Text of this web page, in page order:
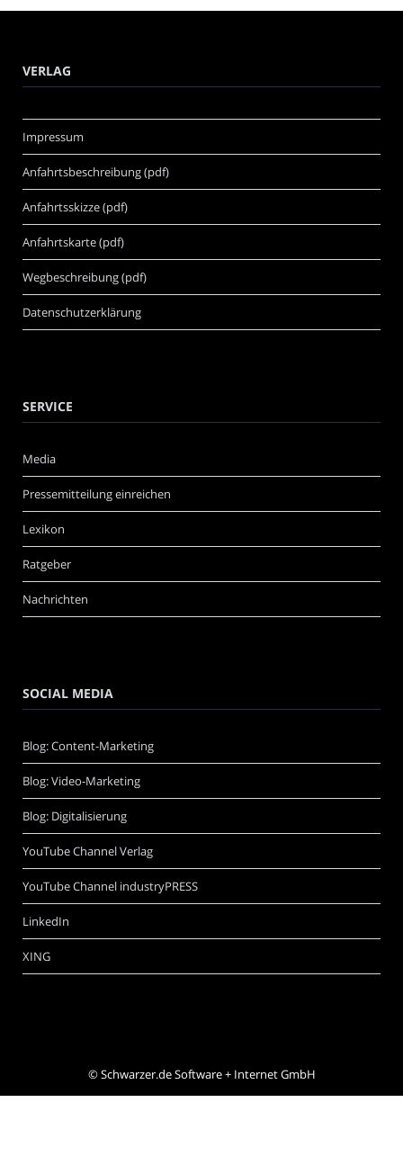
VERLAG
Impressum
Anfahrtsbeschreibung (pdf)
Anfahrtsskizze (pdf)
Anfahrtskarte (pdf)
Wegbeschreibung (pdf)
Datenschutzerklärung
SERVICE
Media
Pressemitteilung einreichen
Lexikon
Ratgeber
Nachrichten
SOCIAL MEDIA
Blog: Content-Marketing
Blog: Video-Marketing
Blog: Digitalisierung
YouTube Channel Verlag
YouTube Channel industryPRESS
LinkedIn
XING
©Schwarzer.de Software + Internet GmbH